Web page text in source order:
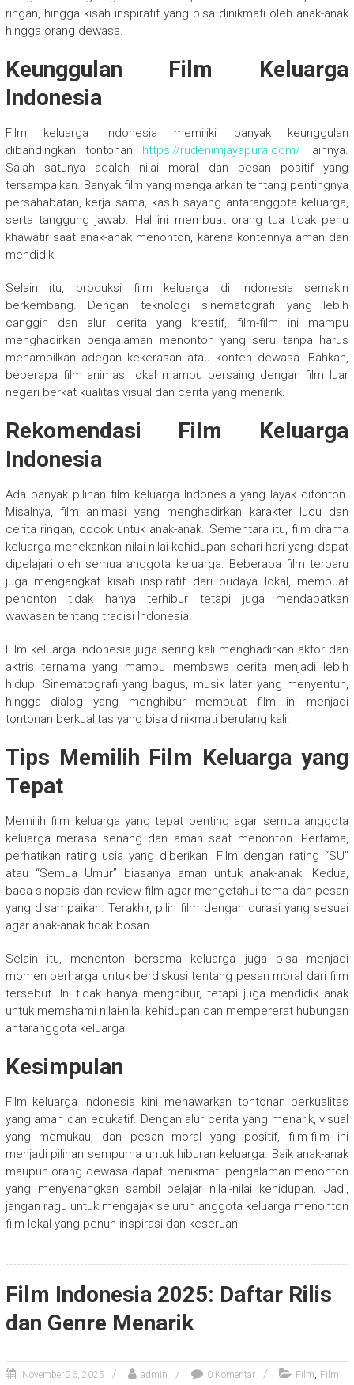
ringan, hingga kisah inspiratif yang bisa dinikmati oleh anak-anak
hingga orang dewasa.
Keunggulan Film Keluarga
Indonesia
Film keluarga Indonesia memiliki banyak keunggulan
dibandingkan tontonan https://rudenimjayapura.com/ lainnya.
Salah satunya adalah nilai moral dan pesan positif yang
tersampaikan. Banyak film yang mengajarkan tentang pentingnya
persahabatan, kerja sama, kasih sayang antaranggota keluarga,
serta tanggung jawab. Hal ini membuat orang tua tidak perlu
khawatir saat anak-anak menonton, karena kontennya aman dan
mendidik.
Selain itu, produksi film keluarga di Indonesia semakin
berkembang. Dengan teknologi sinematografi yang lebih
canggih dan alur cerita yang kreatif, film-film ini mampu
menghadirkan pengalaman menonton yang seru tanpa harus
menampilkan adegan kekerasan atau konten dewasa. Bahkan,
beberapa film animasi lokal mampu bersaing dengan film luar
negeri berkat kualitas visual dan cerita yang menarik.
Rekomendasi Film Keluarga
Indonesia
Ada banyak pilihan film keluarga Indonesia yang layak ditonton.
Misalnya, film animasi yang menghadirkan karakter lucu dan
cerita ringan, cocok untuk anak-anak. Sementara itu, film drama
keluarga menekankan nilai-nilai kehidupan sehari-hari yang dapat
dipelajari oleh semua anggota keluarga. Beberapa film terbaru
juga mengangkat kisah inspiratif dari budaya lokal, membuat
penonton tidak hanya terhibur tetapi juga mendapatkan
wawasan tentang tradisi Indonesia.
Film keluarga Indonesia juga sering kali menghadirkan aktor dan
aktris ternama yang mampu membawa cerita menjadi lebih
hidup. Sinematografi yang bagus, musik latar yang menyentuh,
hingga dialog yang menghibur membuat film ini menjadi
tontonan berkualitas yang bisa dinikmati berulang kali.
Tips Memilih Film Keluarga yang
Tepat
Memilih film keluarga yang tepat penting agar semua anggota
keluarga merasa senang dan aman saat menonton. Pertama,
perhatikan rating usia yang diberikan. Film dengan rating “SU”
atau “Semua Umur” biasanya aman untuk anak-anak. Kedua,
baca sinopsis dan review film agar mengetahui tema dan pesan
yang disampaikan. Terakhir, pilih film dengan durasi yang sesuai
agar anak-anak tidak bosan.
Selain itu, menonton bersama keluarga juga bisa menjadi
momen berharga untuk berdiskusi tentang pesan moral dari film
tersebut. Ini tidak hanya menghibur, tetapi juga mendidik anak
untuk memahami nilai-nilai kehidupan dan mempererat hubungan
antaranggota keluarga.
Kesimpulan
Film keluarga Indonesia kini menawarkan tontonan berkualitas
yang aman dan edukatif. Dengan alur cerita yang menarik, visual
yang memukau, dan pesan moral yang positif, film-film ini
menjadi pilihan sempurna untuk hiburan keluarga. Baik anak-anak
maupun orang dewasa dapat menikmati pengalaman menonton
yang menyenangkan sambil belajar nilai-nilai kehidupan. Jadi,
jangan ragu untuk mengajak seluruh anggota keluarga menonton
film lokal yang penuh inspirasi dan keseruan.
Film Indonesia 2025: Daftar Rilis
dan Genre Menarik
November 26, 2025 admin 0 Komentar Film, Film